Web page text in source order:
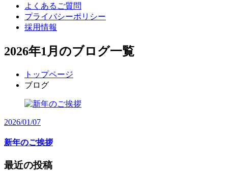
よくあるご質問
プライバシーポリシー
採用情報
2026年1月のブログ一覧
トップページ
ブログ
2026/01/07
新年のご挨拶
最近の投稿